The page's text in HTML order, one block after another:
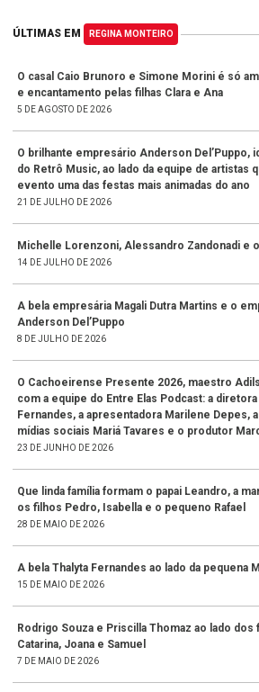
ÚLTIMAS EM REGINA MONTEIRO
O casal Caio Brunoro e Simone Morini é só
e encantamento pelas filhas Clara e Ana
5 DE AGOSTO DE 2026
O brilhante empresário Anderson Del’Puppo,
do Retrô Music, ao lado da equipe de artistas
evento uma das festas mais animadas do ano
21 DE JULHO DE 2026
Michelle Lorenzoni, Alessandro Zandonadi e
14 DE JULHO DE 2026
A bela empresária Magali Dutra Martins e o
Anderson Del’Puppo
8 DE JULHO DE 2026
O Cachoeirense Presente 2026, maestro
com a equipe do Entre Elas Podcast: a diretora
Fernandes, a apresentadora Marilene Depes,
mídias sociais Mariá Tavares e o produtor
23 DE JUNHO DE 2026
Que linda família formam o papai Leandro, a
os filhos Pedro, Isabella e o pequeno Rafael
28 DE MAIO DE 2026
A bela Thalyta Fernandes ao lado da pequena
15 DE MAIO DE 2026
Rodrigo Souza e Priscilla Thomaz ao lado dos
Catarina, Joana e Samuel
7 DE MAIO DE 2026